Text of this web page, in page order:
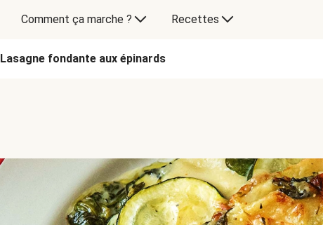
Comment ça marche ? Recettes
Lasagne fondante aux épinards